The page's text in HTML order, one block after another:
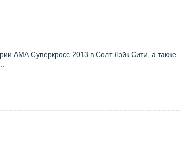
АМА Суперкросс 2013 в Солт Лэйк Сити, а также